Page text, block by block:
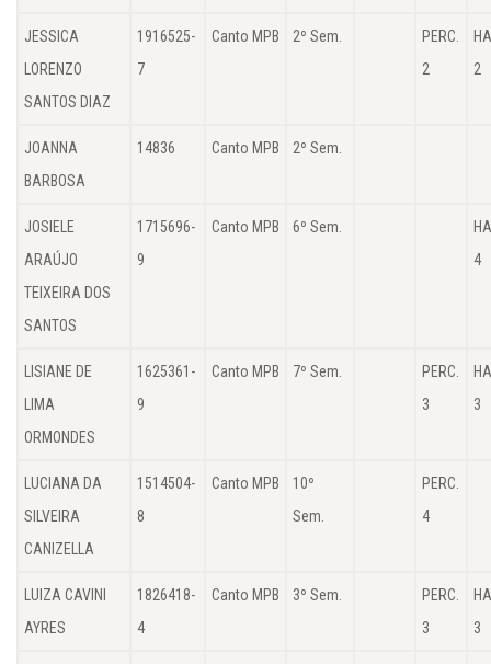
JESSICA
LORENZO
SANTOS DIAZ
1916525-
7
Canto MPB 2º Sem.
PERC.
2
2
JOANNA
BARBOSA
14836 Canto MPB 2º Sem.
JOSIELE
ARAÚJO
TEIXEIRA DOS
SANTOS
1715696-
9
Canto MPB 6º Sem.
4
LISIANE DE
LIMA
ORMONDES
1625361-
9
Canto MPB 7º Sem.
PERC.
3
3
LUCIANA DA
SILVEIRA
CANIZELLA
1514504-
8
Canto MPB
10º
Sem.
PERC.
4
LUIZA CAVINI
AYRES
1826418-
4
Canto MPB 3º Sem.
PERC.
3
3